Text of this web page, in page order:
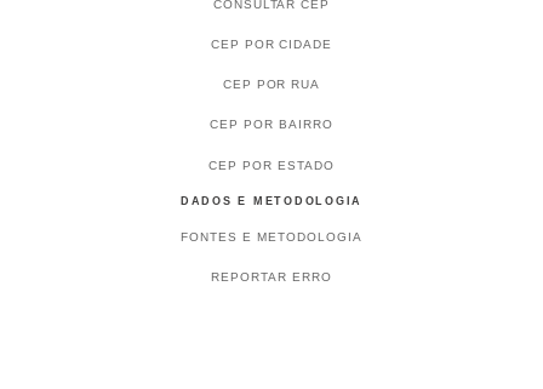
CONSULTAR CEP
CEP POR CIDADE
CEP POR RUA
CEP POR BAIRRO
CEP POR ESTADO
DADOS E METODOLOGIA
FONTES E METODOLOGIA
REPORTAR ERRO